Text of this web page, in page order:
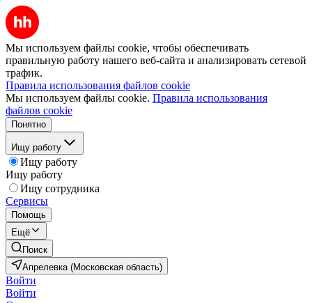
Мы используем файлы cookie, чтобы обеспечивать
правильную работу нашего веб-сайта и анализировать сетевой
трафик.
Правила использования файлов cookie
Мы используем файлы cookie. Правила использования
файлов cookie
Понятно
Ищу работу
Ищу работу
Ищу работу
Ищу сотрудника
Сервисы
Помощь
Ещё
Поиск
Апрелевка (Московская область)
Войти
Войти